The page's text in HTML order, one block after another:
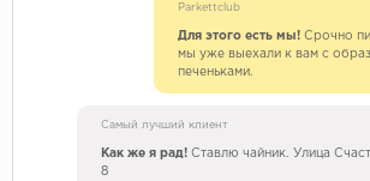
Parkettclub
Для этого есть мы! Срочно
мы уже выехали к вам с
печеньками.
Самый лучший клиент
Как же я рад! Ставлю чайник. Улица
8